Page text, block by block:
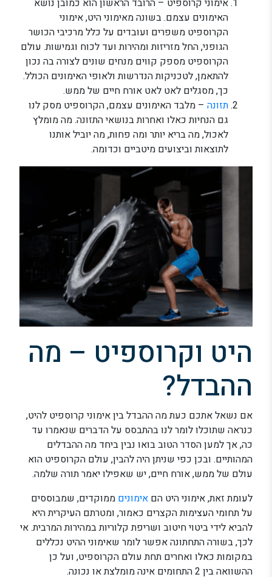
האימונים עצמם. בשונה מאימוני היט, אימוני
הקרוספיט משפרים ועובדים על כלל מרכיבי הכושר
הגופני, החל מזריזות ומהירות ועד לכוח וגמישות. עולם
הקרוספיט מספק קווים מנחים שונים לצורה בה נכון
להתאמן, לטכניקות הנדרשות ולאופי האימונים הכולל.
כך, מסגלים לאט לאט אורח חיים של ממש.
תזונה – מלבד האימונים עצמם, הקרוספיט מסק לנו
גם הנחיות כאלו ואחרות בנושאי התזונה. מה מומלץ
לאכול, מה בריא יותר ומה פחות, מה יוביל אותנו
לתוצאות וביצועים מיטביים וכדומה.
היט וקרוספיט – מה
ההבדל?
אם נשאל אתכם כעת מה ההבדל בין אימוני קרוספיט להיט,
כנראה שתוכלו לומר לנו בהתבסס על הדברים שנאמרו עד
כה, אך למען הסדר הטוב בואו נבין ביחד מה ההבדלים
המהותיים. ובכן כפי שניתן היה להבין, עולם הקרוספיט הוא
עולם של ממש, אורח חיים, יש שאפילו יאמר תורה שלמה.
לעומת זאת, אימוני היט הם אימונים ממוקדים, שמבוססים
על תחומי העצימות הקצרים כאמור, ומטרתם העיקרית היא
להביא לידי ביטוי חיטוב ושריפת קלוריות במהירות המרבית. אי
לכך, בשורה התחתונה אפשר לומר שאימוני ההיט נכללים
במקומות כאלו ואחרים תחת עולם הקרוספיט, ועל כן
ההשוואה בין 2 התחומים אינה מומלצת או נכונה.